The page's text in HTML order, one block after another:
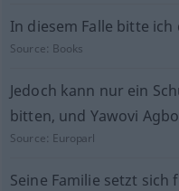
In diesem Falle bitte
Source: Books
Jedoch kann nur ein
bitten, und Yawovi
Source: Europarl
Seine Familie setzt